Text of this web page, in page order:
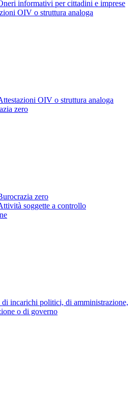
informativi per cittadini e imprese
OIV o struttura analoga
OIV o struttura analoga
zero
zero
soggette a controllo
incarichi politici, di amministrazione,
o di governo